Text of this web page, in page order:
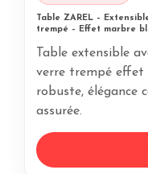
Table ZAREL –
trempé – Effet marbre
Table extensible
verre trempé effet
robuste, élégance
assurée.